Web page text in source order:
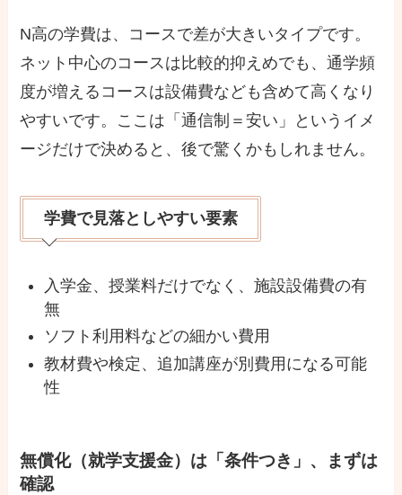
N高の学費は、コースで差が大きいタイプです。
ネット中心のコースは比較的抑えめでも、通学頻
度が増えるコースは設備費なども含めて高くなり
やすいです。ここは「通信制＝安い」というイメ
ージだけで決めると、後で驚くかもしれません。
学費で見落としやすい要素
入学金、授業料だけでなく、施設設備費の有
無
ソフト利用料などの細かい費用
教材費や検定、追加講座が別費用になる可能
性
無償化（就学支援金）は「条件つき」、まずは
確認